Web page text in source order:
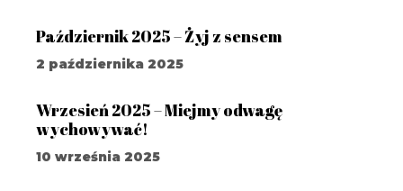
Październik 2025 – Żyj z sensem
2 października 2025
Wrzesień 2025 – Miejmy odwagę
wychowywać!
10 września 2025